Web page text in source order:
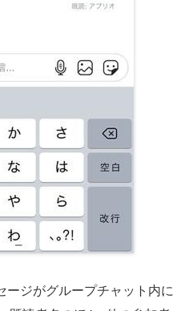
ージがグループチャット内に